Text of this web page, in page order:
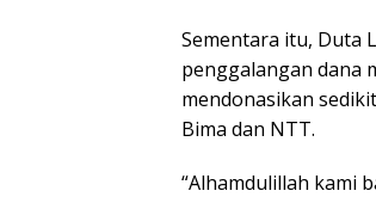
Sementara itu, Duta
penggalangan dana
mendonasikan
Bima dan NTT.
“Alhamdulillah kami